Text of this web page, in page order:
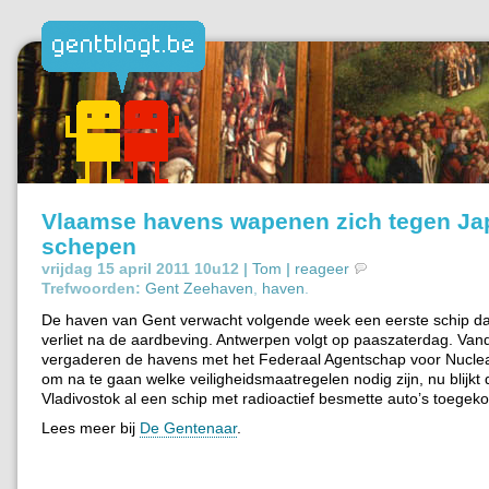
Vlaamse havens wapenen zich tegen
schepen
vrijdag 15 april 2011 10u12 | Tom | reageer
Trefwoorden: Gent Zeehaven haven
De haven van Gent verwacht volgende week een eerste schip
verliet na de aardbeving. Antwerpen volgt op paaszaterdag.
vergaderen de havens met het Federaal Agentschap voor
om na te gaan welke veiligheidsmaatregelen nodig zijn, nu blijkt
Vladivostok al een schip met radioactief besmette auto’s
Lees meer bij De Gentenaar.